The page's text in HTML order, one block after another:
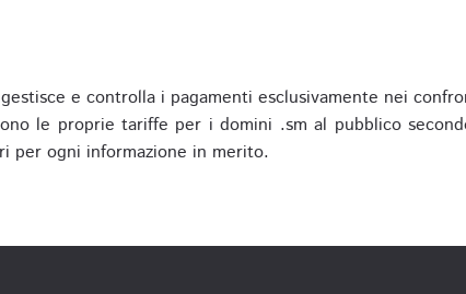
e controlla i pagamenti esclusivamente nei
le proprie tariffe per i domini .sm al pubblico
per ogni informazione in merito.